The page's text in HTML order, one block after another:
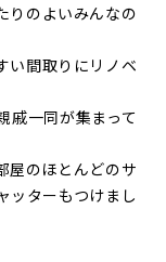
りのよいみんなの
い間取りにリノベ
戚一同が集まって
屋のほとんどのサ
ッターもつけまし